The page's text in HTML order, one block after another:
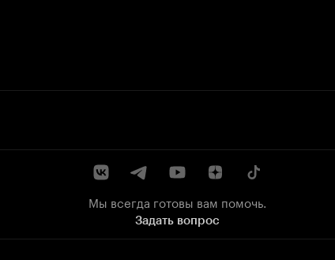
Мы всегда готовы вам помочь.
Задать вопрос